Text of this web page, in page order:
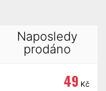
Naposledy
prodáno
49 Kč